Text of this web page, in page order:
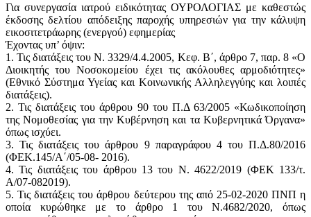
Για συνεργασία ιατρού ειδικότητας ΟΥΡΟΛΟΓΙΑΣ με καθεστώς
έκδοσης δελτίου απόδειξης παροχής υπηρεσιών για την κάλυψη
εικοσιτετράωρης (ενεργού) εφημερίας
Έχοντας υπ’ όψιν:
1. Τις διατάξεις του Ν. 3329/4.4.2005, Κεφ. Β΄, άρθρο 7, παρ. 8 «Ο
Διοικητής του Νοσοκομείου έχει τις ακόλουθες αρμοδιότητες»
(Εθνικό Σύστημα Υγείας και Κοινωνικής Αλληλεγγύης και λοιπές
διατάξεις).
2. Τις διατάξεις του άρθρου 90 του Π.Δ 63/2005 «Κωδικοποίηση
της Νομοθεσίας για την Κυβέρνηση και τα Κυβερνητικά Όργανα»
όπως ισχύει.
3. Τις διατάξεις του άρθρου 9 παραγράφου 4 του Π.Δ.80/2016
(ΦΕΚ.145/Α΄/05-08- 2016).
4. Τις διατάξεις του άρθρου 13 του Ν. 4622/2019 (ΦΕΚ 133/τ.
Α/07-082019).
5. Τις διατάξεις του άρθρου δεύτερου της από 25-02-2020 ΠΝΠ η
οποία κυρώθηκε με το άρθρο 1 του Ν.4682/2020, όπως